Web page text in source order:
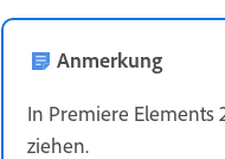
Anmerkung
In Premiere Elements
ziehen.